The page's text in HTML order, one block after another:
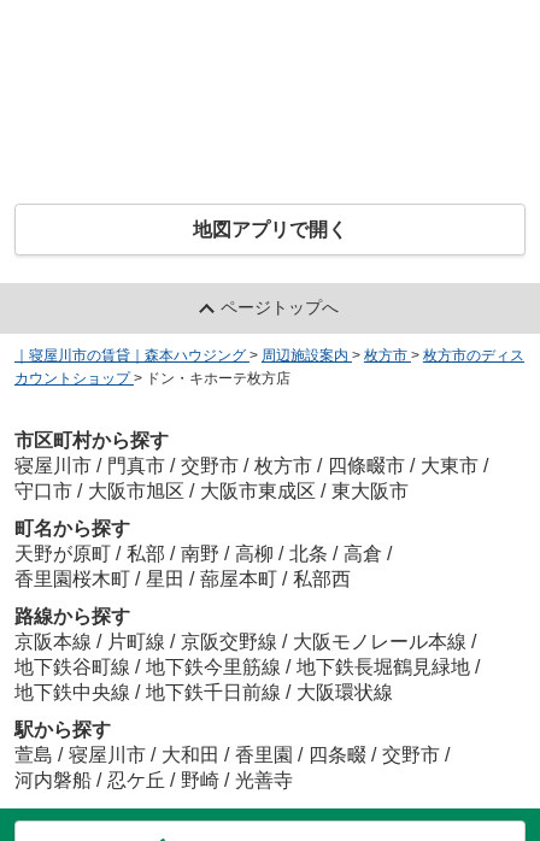
地図アプリで開く
ページトップへ
｜寝屋川市の賃貸｜森本ハウジング > 周辺施設案内 > 枚方市 > 枚方市のディス
カウントショップ > ドン・キホーテ枚方店
市区町村から探す
寝屋川市 / 門真市 / 交野市 / 枚方市 / 四條畷市 / 大東市 /
守口市 / 大阪市旭区 / 大阪市東成区 / 東大阪市
町名から探す
天野が原町 / 私部 / 南野 / 高柳 / 北条 / 高倉 /
香里園桜木町 / 星田 / 蔀屋本町 / 私部西
路線から探す
京阪本線 / 片町線 / 京阪交野線 / 大阪モノレール本線 /
地下鉄谷町線 / 地下鉄今里筋線 / 地下鉄長堀鶴見緑地 /
地下鉄中央線 / 地下鉄千日前線 / 大阪環状線
駅から探す
萱島 / 寝屋川市 / 大和田 / 香里園 / 四条畷 / 交野市 /
河内磐船 / 忍ケ丘 / 野崎 / 光善寺